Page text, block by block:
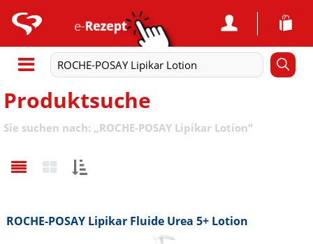
Produktsuche
Sie suchen nach: „ROCHE-POSAY Lipikar Lotion“
ROCHE-POSAY Lipikar Fluide Urea 5+ Lotion